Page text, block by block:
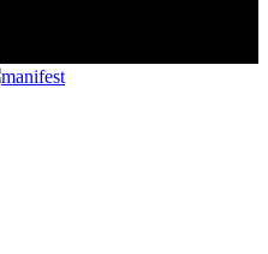
manifest